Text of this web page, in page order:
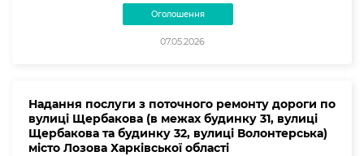
Оголошення
07.05.2026
Надання послуги з поточного ремонту дороги по
вулиці Щербакова (в межах будинку 31, вулиці
Щербакова та будинку 32, вулиці Волонтерська)
місто Лозова Харківської області